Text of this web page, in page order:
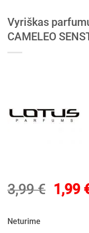
Vyriškas
CAMELEO
3,99€ 1,99
Neturime